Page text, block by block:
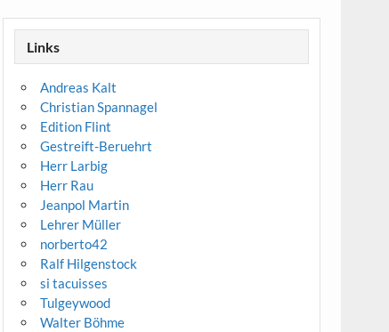
Links
Andreas Kalt
Christian Spannagel
Edition Flint
Gestreift-Beruehrt
Herr Larbig
Herr Rau
Jeanpol Martin
Lehrer Müller
norberto42
Ralf Hilgenstock
si tacuisses
Tulgeywood
Walter Böhme